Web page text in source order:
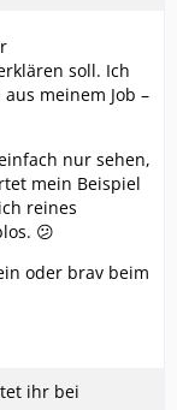
soll. Ich
meinem Job –
nur sehen,
mein Beispiel
reines
😕
oder brav beim
ihr bei